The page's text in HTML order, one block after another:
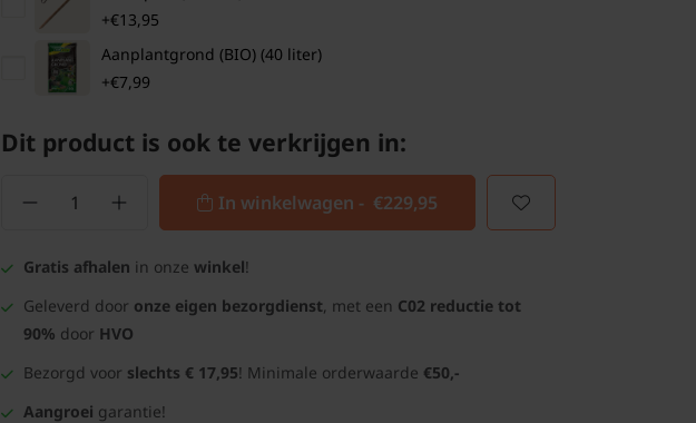
+€13,95
Aanplantgrond (BIO) (40 liter)
+€7,99
Dit product is ook te verkrijgen in:
In winkelwagen - €229,95
Gratis afhalen in onze winkel!
Geleverd door onze eigen bezorgdienst, met een C02 reductie tot
90% door HVO
Bezorgd voor slechts € 17,95! Minimale orderwaarde €50,-
Aangroei garantie!